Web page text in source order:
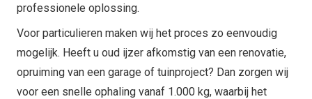
professionele oplossing.
Voor particulieren maken wij het proces zo eenvoudig
mogelijk. Heeft u oud ijzer afkomstig van een renovatie,
opruiming van een garage of tuinproject? Dan zorgen wij
voor een snelle ophaling vanaf 1.000 kg, waarbij het